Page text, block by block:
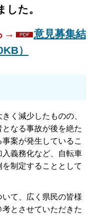
した。
→
意見募集結
）
く減少したものの、
なる事故が後を絶た
案が発生しているこ
義務化など、自転車
制定することとして
て、広く県民の皆様
とさせていただきた